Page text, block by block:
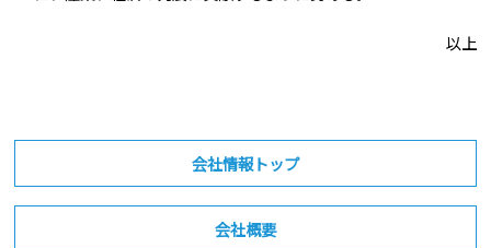
以上
会社情報トップ
会社概要